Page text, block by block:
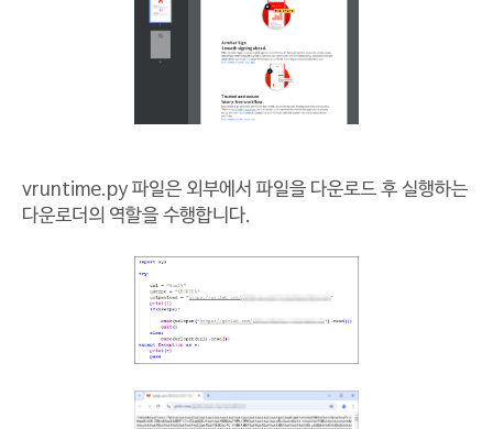
vruntime.py 파일은 외부에서 파일을 다운로드 후 실행하는
다운로더의 역할을 수행합니다.